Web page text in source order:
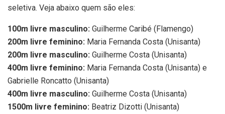
seletiva. Veja abaixo quem são eles:
100m livre masculino: Guilherme Caribé (Flamengo)
200m livre feminino: Maria Fernanda Costa (Unisanta)
200m livre masculino: Guilherme Costa (Unisanta)
400m livre feminino: Maria Fernanda Costa (Unisanta) e
Gabrielle Roncatto (Unisanta)
400m livre masculino: Guilherme Costa (Unisanta)
1500m livre feminino: Beatriz Dizotti (Unisanta)